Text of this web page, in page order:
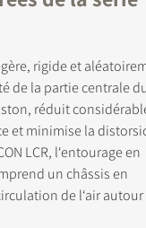
rigide et
de la partie centrale du
réduit
et minimise la
LCR, l‘entourage en
un châssis en
de l‘air autour